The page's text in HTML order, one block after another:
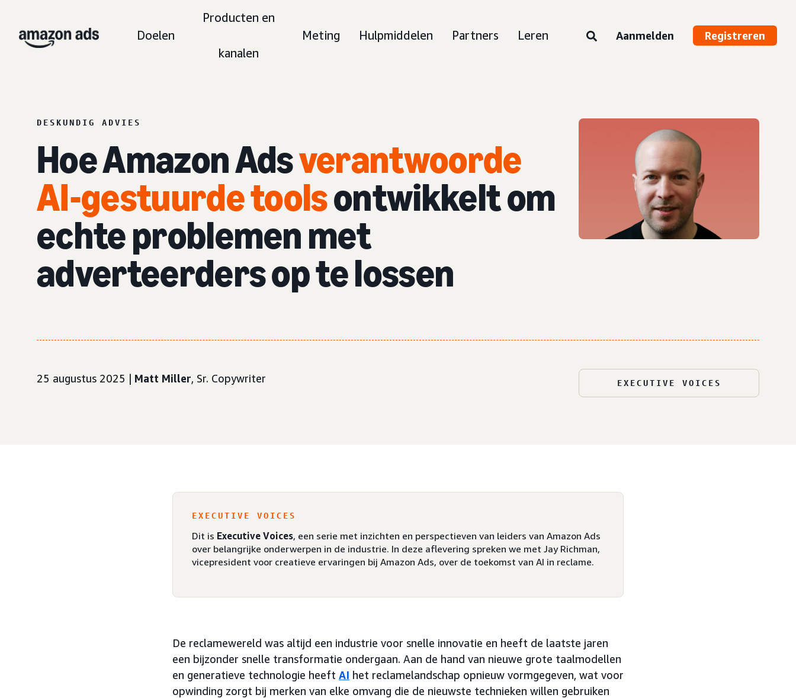
Doelen
Producten en
kanalen
Meting Hulpmiddelen Partners Leren Aanmelden Registreren
DESKUNDIG ADVIES
Hoe Amazon Adsverantwoorde
AI-gestuurde toolsontwikkelt om
echte problemen met
adverteerders op te lossen
25 augustus 2025 | Matt Miller, Sr. Copywriter EXECUTIVE VOICES
EXECUTIVE VOICES
Dit is Executive Voices, een serie met inzichten en perspectieven van leiders van Amazon Ads
over belangrijke onderwerpen in de industrie. In deze aflevering spreken we met Jay Richman,
vicepresident voor creatieve ervaringen bij Amazon Ads, over de toekomst van AI in reclame.
De reclamewereld was altijd een industrie voor snelle innovatie en heeft de laatste jaren
een bijzonder snelle transformatie ondergaan. Aan de hand van nieuwe grote taalmodellen
en generatieve technologie heeft AI het reclamelandschap opnieuw vormgegeven, wat voor
opwinding zorgt bij merken van elke omvang die de nieuwste technieken willen gebruiken